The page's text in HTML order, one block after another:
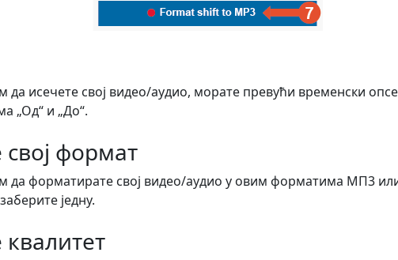
да исечете свој видео/аудио, морате превући временски
„Од“ и „До“.
формат
да форматирате свој видео/аудио у овим форматима МП3
једну.